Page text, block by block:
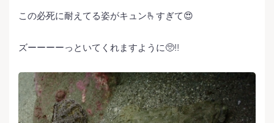
この必死に耐えてる姿がキュン🫰すぎて😍
ズーーーーっといてくれますように🥺‼️